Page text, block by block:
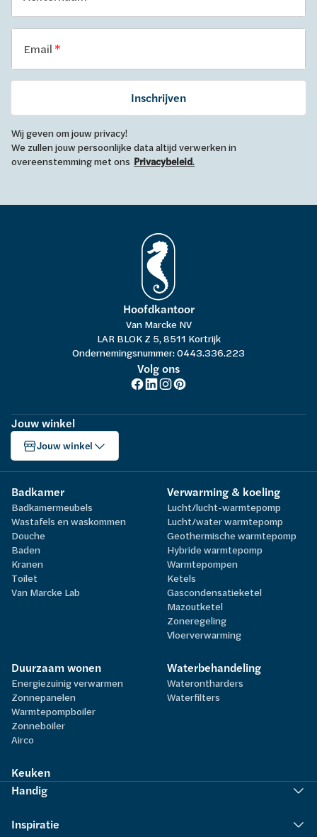
Email
Inschrijven
Wij geven om jouw privacy!
We zullen jouw persoonlijke data altijd verwerken in
overeenstemming met ons Privacybeleid.
Hoofdkantoor
Van Marcke NV
LAR BLOK Z 5, 8511 Kortrijk
Ondernemingsnummer: 0443.336.223
Volg ons
Jouw winkel
Jouw winkel
Badkamer
Badkamermeubels
Wastafels en waskommen
Douche
Baden
Kranen
Toilet
Van Marcke Lab
Verwarming & koeling
Lucht/lucht-warmtepomp
Lucht/water warmtepomp
Geothermische warmtepomp
Hybride warmtepomp
Warmtepompen
Ketels
Gascondensatieketel
Mazoutketel
Zoneregeling
Vloerverwarming
Duurzaam wonen
Energiezuinig verwarmen
Zonnepanelen
Warmtepompboiler
Zonneboiler
Airco
Waterbehandeling
Waterontharders
Waterfilters
Keuken
Handig
Inspiratie